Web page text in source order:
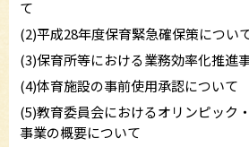
て
(2)平成28年度保育緊急確保策につい
(3)保育所等における業務効率化推進
(4)体育施設の事前使用承認について
(5)教育委員会におけるオリンピック
事業の概要について